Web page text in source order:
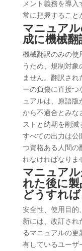
メント義務を導
常に把握すること
マニュア
成に機械
機械翻訳のみの使
うため、規制対
ません。翻訳さ
ーの負傷に直接つ
ュアルは、原語
から不適合とみな
ストと納期を削減
すべての出力は公
つ資格ある人間の
れなければなりま
マニュア
れた後に
どうすれ
安全性、使用目的
新には、改訂され
るマニュアルの
有しているユーザ